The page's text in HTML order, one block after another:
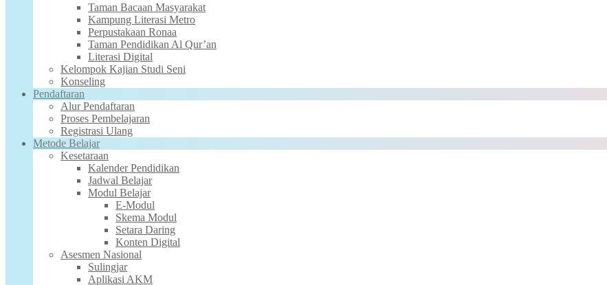
Taman Bacaan Masyarakat
Kampung Literasi Metro
Perpustakaan Ronaa
Taman Pendidikan Al Qur’an
Literasi Digital
Kelompok Kajian Studi Seni
Konseling
Pendaftaran
Alur Pendaftaran
Proses Pembelajaran
Registrasi Ulang
Metode Belajar
Kesetaraan
Kalender Pendidikan
Jadwal Belajar
Modul Belajar
E-Modul
Skema Modul
Setara Daring
Konten Digital
Asesmen Nasional
Sulingjar
Aplikasi AKM